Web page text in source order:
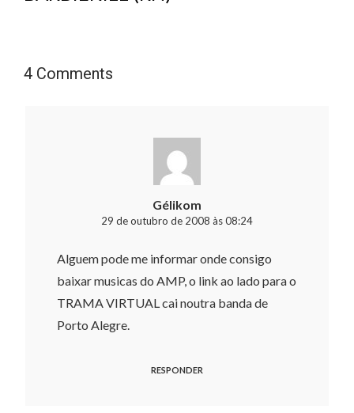
4 Comments
Gélikom
29 de outubro de 2008 às 08:24
Alguem pode me informar onde consigo
baixar musicas do AMP, o link ao lado para o
TRAMA VIRTUAL cai noutra banda de
Porto Alegre.
RESPONDER